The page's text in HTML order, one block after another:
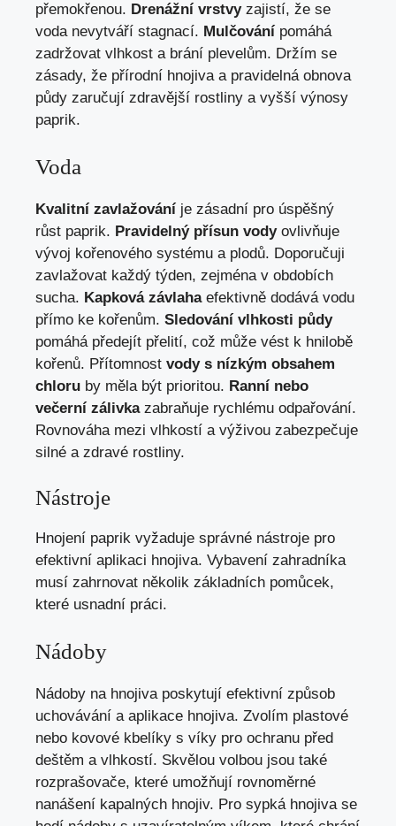
přemokřenou. Drenážní vrstvyzajistí, že se
voda nevytváří stagnací. Mulčování pomáhá
zadržovat vlhkost a brání plevelům. Držím se
zásady, že přírodní hnojiva a pravidelná obnova
půdy zaručují zdravější rostliny a vyšší výnosy
paprik.
Voda
Kvalitní zavlažování je zásadní pro úspěšný
růst paprik. Pravidelný přísun vodyovlivňuje
vývoj kořenového systému a plodů. Doporučuji
zavlažovat každý týden, zejména v obdobích
sucha. Kapková závlahaefektivně dodává vodu
přímo ke kořenům. Sledování vlhkosti půdy
pomáhá předejít přelití, což může vést k hnilobě
kořenů. Přítomnost vody s nízkým obsahem
chloru by měla být prioritou. Ranní nebo
večerní zálivkazabraňuje rychlému odpařování.
Rovnováha mezi vlhkostí a výživou zabezpečuje
silné a zdravé rostliny.
Nástroje
Hnojení paprik vyžaduje správné nástroje pro
efektivní aplikaci hnojiva. Vybavení zahradníka
musí zahrnovat několik základních pomůcek,
které usnadní práci.
Nádoby
Nádoby na hnojiva poskytují efektivní způsob
uchovávání a aplikace hnojiva. Zvolím plastové
nebo kovové kbelíky s víky pro ochranu před
deštěm a vlhkostí. Skvělou volbou jsou také
rozprašovače, které umožňují rovnoměrné
nanášení kapalných hnojiv. Pro sypká hnojiva se